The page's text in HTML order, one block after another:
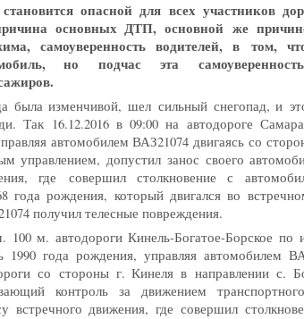
опасной для всех участников
основных ДТП, основной же
самоуверенность водителей, в том,
но подчас эта
была изменчивой, шел сильный снегопад, и
Так 16.12.2016 в 09:00 на автодороге
автомобилем ВАЗ21074 двигаясь со
управлением, допустил занос своего
где совершил столкновение с
года рождения, который двигался во
получил телесные повреждения.
. 100 м. автодороги Кинель-Богатое-Борское по
1990 года рождения, управляя автомобилем
со стороны г. Кинеля в направлении с.
контроль за движением
встречного движения, где совершил